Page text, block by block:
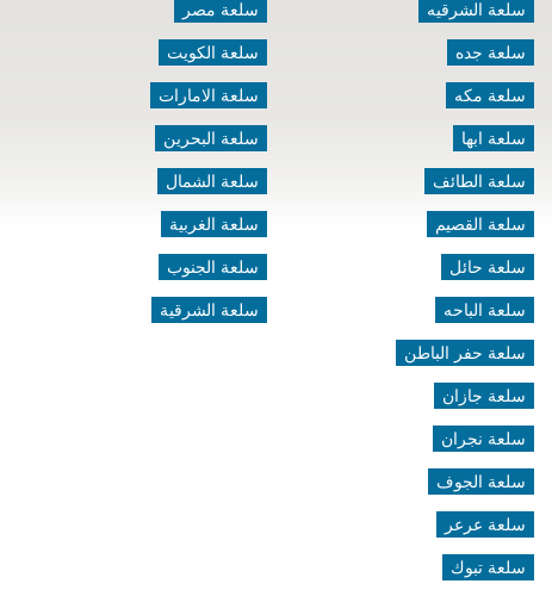
سلعة الشرقيه
سلعة جده
سلعة مكه
سلعة ابها
سلعة الطائف
سلعة القصيم
سلعة حائل
سلعة الباحه
سلعة حفر الباطن
سلعة جازان
سلعة نجران
سلعة الجوف
سلعة عرعر
سلعة تبوك
سلعة مصر
سلعة الكويت
سلعة الامارات
سلعة البحرين
سلعة الشمال
سلعة الغربية
سلعة الجنوب
سلعة الشرقية